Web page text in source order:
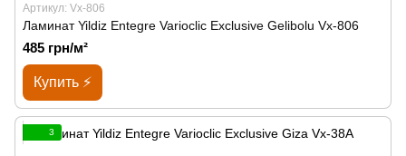
Артикул: Vx-806
Ламинат Yildiz Entegre Varioclic Exclusive Gelibolu Vx-806
485 грн/м²
Купить ⚡
3